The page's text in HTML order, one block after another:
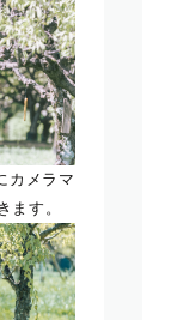
カメラマ
ます。